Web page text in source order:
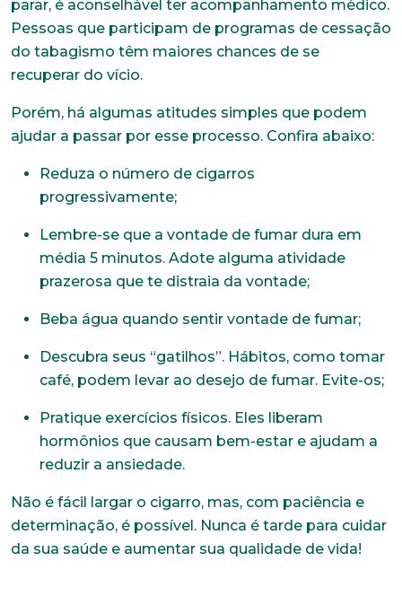
parar, é aconselhável ter acompanhamento médico.
Pessoas que participam de programas de cessação
do tabagismo têm maiores chances de se
recuperar do vício.
Porém, há algumas atitudes simples que podem
ajudar a passar por esse processo. Confira abaixo:
Reduza o número de cigarros
progressivamente;
Lembre-se que a vontade de fumar dura em
média 5 minutos. Adote alguma atividade
prazerosa que te distraia da vontade;
Beba água quando sentir vontade de fumar;
Descubra seus “gatilhos”. Hábitos, como tomar
café, podem levar ao desejo de fumar. Evite-os;
Pratique exercícios físicos. Eles liberam
hormônios que causam bem-estar e ajudam a
reduzir a ansiedade.
Não é fácil largar o cigarro, mas, com paciência e
determinação, é possível. Nunca é tarde para cuidar
da sua saúde e aumentar sua qualidade de vida!
Trabalhe conosco
Faça parte de uma instituição sólida, ética e
comprometida com o bem-estar dos seus
anexe seu currículo.
Nome completo*
E-mail*
Endereço
Bairro